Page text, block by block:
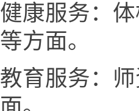
健康服务：
等方面。
教育服务：